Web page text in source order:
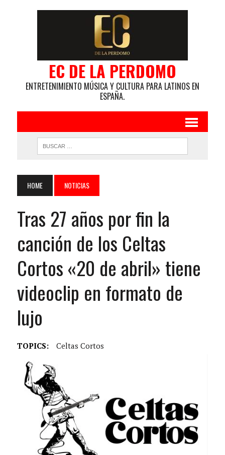
EC DE LA PERDOMO
ENTRETENIMIENTO MÚSICA Y CULTURA PARA LATINOS EN
ESPAÑA.
HOME NOTICIAS
Tras 27 años por fin la
canción de los Celtas
Cortos «20 de abril» tiene
videoclip en formato de
lujo
TOPICS: Celtas Cortos